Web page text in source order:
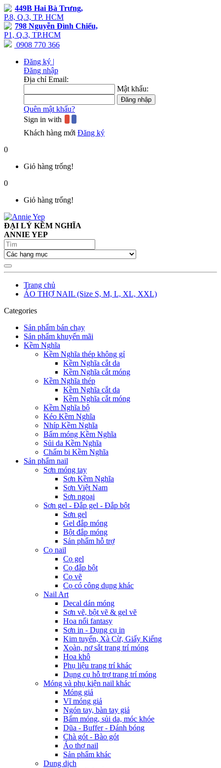
449B Hai Bà Trưng,
P.8, Q.3, TP. HCM
798 Nguyễn Đình Chiểu,
P1, Q.3, TP.HCM
0908 770 366
Đăng ký |
Đăng nhập
Địa chỉ Email:
Mật khẩu:
Quên mật khẩu?
Sign in with
Khách hàng mới Đăng ký
0
Giỏ hàng trống!
0
Giỏ hàng trống!
ĐẠI LÝ KỀM NGHĨA
ANNIE YEP
Trang chủ
ÁO THỢ NAIL (Size S, M, L, XL, XXL)
Categories
Sản phẩm bán chạy
Sản phẩm khuyến mãi
Kềm Nghĩa
Kềm Nghĩa thép không gỉ
Kềm Nghĩa cắt da
Kềm Nghĩa cắt móng
Kềm Nghĩa thép
Kềm Nghĩa cắt da
Kềm Nghĩa cắt móng
Kềm Nghĩa bộ
Kéo Kềm Nghĩa
Nhíp Kềm Nghĩa
Bấm móng Kềm Nghĩa
Sủi da Kềm Nghĩa
Chấm bi Kềm Nghĩa
Sản phẩm nail
Sơn móng tay
Sơn Kềm Nghĩa
Sơn Việt Nam
Sơn ngoại
Sơn gel - Đắp gel - Đắp bột
Sơn gel
Gel đắp móng
Bột đắp móng
Sản phẩm hỗ trợ
Cọ nail
Cọ gel
Cọ đắp bột
Cọ vẽ
Cọ có công dụng khác
Nail Art
Decal dán móng
Sơn vẽ, bột vẽ & gel vẽ
Hoa nổi fantasy
Sơn in - Dụng cụ in
Kim tuyến, Xà Cừ, Giấy Kiếng
Xoàn, nơ sắt trang trí móng
Hoa khô
Phụ liệu trang trí khác
Dụng cụ hỗ trợ trang trí móng
Móng và phụ kiện nail khác
Móng giả
Vĩ móng giả
Ngón tay, bàn tay giả
Bấm móng, sủi da, móc khóe
Dũa - Buffer - Đánh bóng
Chà gót - Bào gót
Áo thợ nail
Sản phẩm khác
Dung dịch